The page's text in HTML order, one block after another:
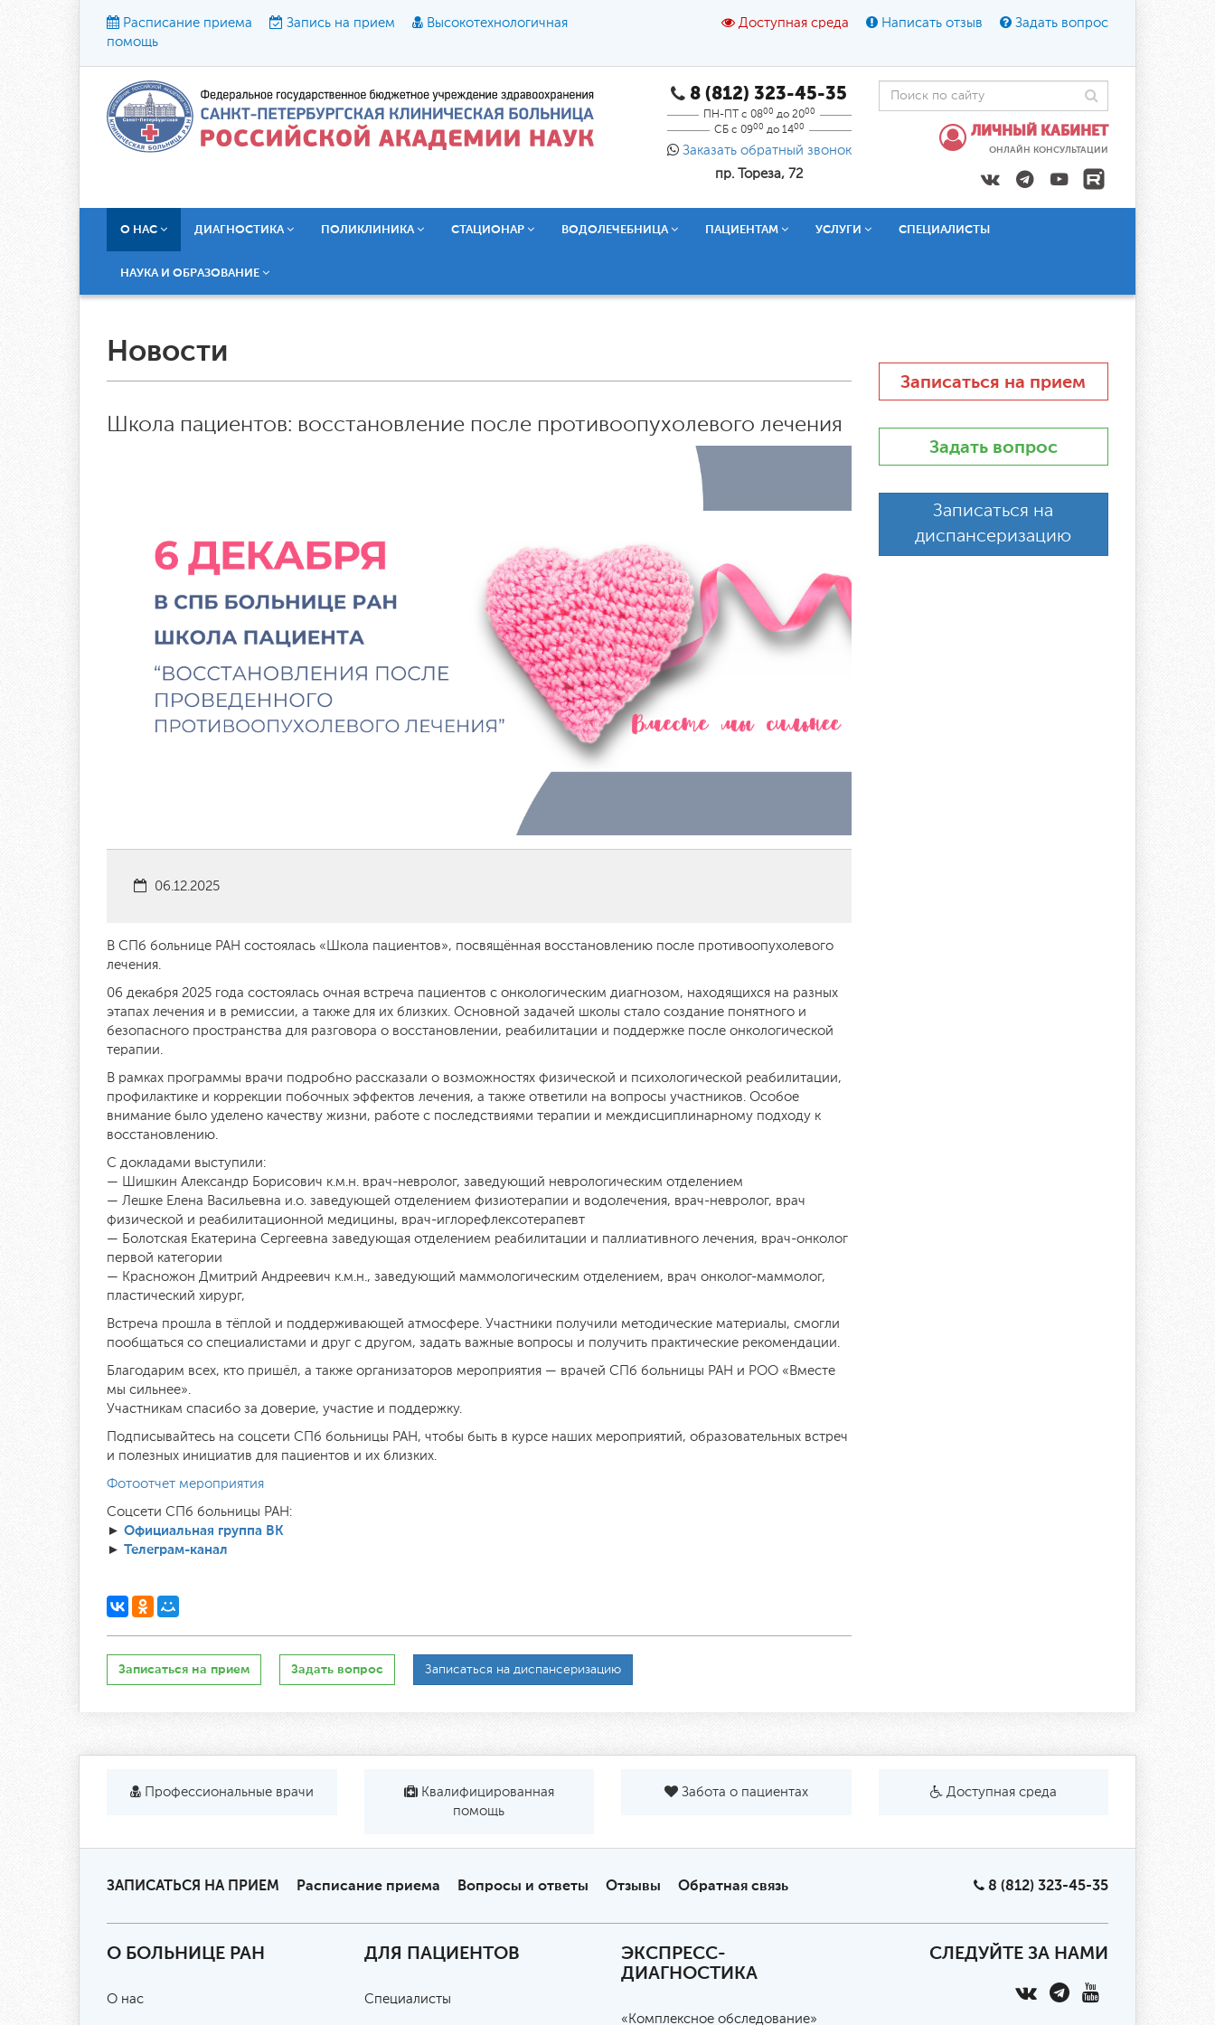
Расписание приема Запись на прием
Высокотехнологичная
помощь
Доступная среда Написать отзыв Задать вопрос
Размер шрифта: A A A
Текст: Кириллица Брайль Звук
8 (812) 323-45-35
ПН-ПТ с 0800 до 2000
СБ с 0900 до 1400
Заказать обратный звонок
пр. Тореза, 72
ЛИЧНЫЙ КАБИНЕТ
ОНЛАЙН КОНСУЛЬТАЦИИ
О НАС ДИАГНОСТИКА ПОЛИКЛИНИКА СТАЦИОНАР ВОДОЛЕЧЕБНИЦА ПАЦИЕНТАМ УСЛУГИ СПЕЦИАЛИСТЫ
НАУКА И ОБРАЗОВАНИЕ
Новости
Школа пациентов: восстановление после противоопухолевого лечения
06.12.2025
В СПб больнице РАН состоялась «Школа пациентов», посвящённая восстановлению после противоопухолевого
лечения.
06 декабря 2025 года состоялась очная встреча пациентов с онкологическим диагнозом, находящихся на разных
этапах лечения и в ремиссии, а также для их близких. Основной задачей школы стало создание понятного и
безопасного пространства для разговора о восстановлении, реабилитации и поддержке после онкологической
терапии.
В рамках программы врачи подробно рассказали о возможностях физической и психологической реабилитации,
профилактике и коррекции побочных эффектов лечения, а также ответили на вопросы участников. Особое
внимание было уделено качеству жизни, работе с последствиями терапии и междисциплинарному подходу к
восстановлению.
С докладами выступили:
— Шишкин Александр Борисович к.м.н. врач-невролог, заведующий неврологическим отделением
— Лешке Елена Васильевна и.о. заведующей отделением физиотерапии и водолечения, врач-невролог, врач
физической и реабилитационной медицины, врач-иглорефлексотерапевт
— Болотская Екатерина Сергеевна заведующая отделением реабилитации и паллиативного лечения, врач-онколог
первой категории
— Красножон Дмитрий Андреевич к.м.н., заведующий маммологическим отделением, врач онколог-маммолог,
пластический хирург,
Встреча прошла в тёплой и поддерживающей атмосфере. Участники получили методические материалы, смогли
пообщаться со специалистами и друг с другом, задать важные вопросы и получить практические рекомендации.
Благодарим всех, кто пришёл, а также организаторов мероприятия — врачей СПб больницы РАН и РОО «Вместе
мы сильнее».
Участникам спасибо за доверие, участие и поддержку.
Подписывайтесь на соцсети СПб больницы РАН, чтобы быть в курсе наших мероприятий, образовательных встреч
и полезных инициатив для пациентов и их близких.
Фотоотчет мероприятия
Соцсети СПб больницы РАН:
► Официальная группа ВК
► Телеграм-канал
Записаться на прием Задать вопрос Записаться на диспансеризацию
Записаться на прием
Задать вопрос
Записаться на
диспансеризацию
Профессиональные врачи
Квалифицированная
помощь
Забота о пациентах Доступная среда
ЗАПИСАТЬСЯ НА ПРИЕМ Расписание приема Вопросы и ответы Отзывы Обратная связь 8 (812) 323-45-35
О БОЛЬНИЦЕ РАН
О нас
ДЛЯ ПАЦИЕНТОВ
Специалисты
ЭКСПРЕСС-
ДИАГНОСТИКА
«Комплексное обследование»
СЛЕДУЙТЕ ЗА НАМИ